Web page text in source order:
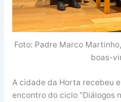
Foto: Padre Marco
boas-
A cidade da Horta recebeu
encontro do ciclo “Diálogos